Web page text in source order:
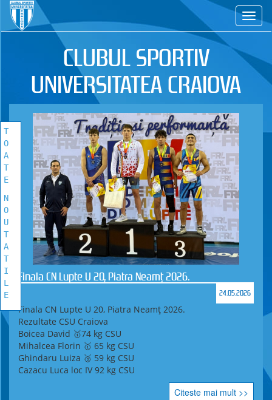
CS
CLUBUL SPORTIV
UNIVERSITATEA CRAIOVA
Finala CN Lupte U 20, Piatra Neamț 2026.
24.05.2026
Finala CN Lupte U 20, Piatra Neamț 2026.
Rezultate CSU Craiova
Boicea David 🥇74 kg CSU
Mihalcea Florin 🥇 65 kg CSU
Ghindaru Luiza 🥉 59 kg CSU
Cazacu Luca loc IV 92 kg CSU
Citeste mai mult >>
TOATE
NOUTATILE
Vezi toate stirile!
T
O
A
T
E
N
O
U
T
A
T
I
L
E